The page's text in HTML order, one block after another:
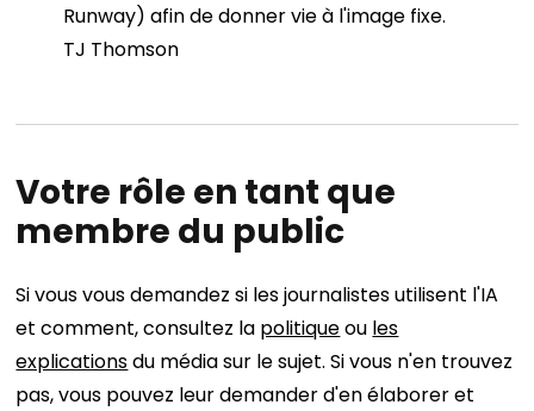
Runway) afin de donner vie à l'image fixe.
TJ Thomson
Votre rôle en tant que
membre du public
Si vous vous demandez si les journalistes utilisent l'IA
et comment, consultez la politiqueou les
explicationsdu média sur le sujet. Si vous n'en trouvez
pas, vous pouvez leur demander d'en élaborer et